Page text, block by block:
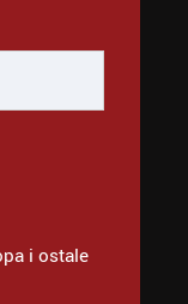
i ostale